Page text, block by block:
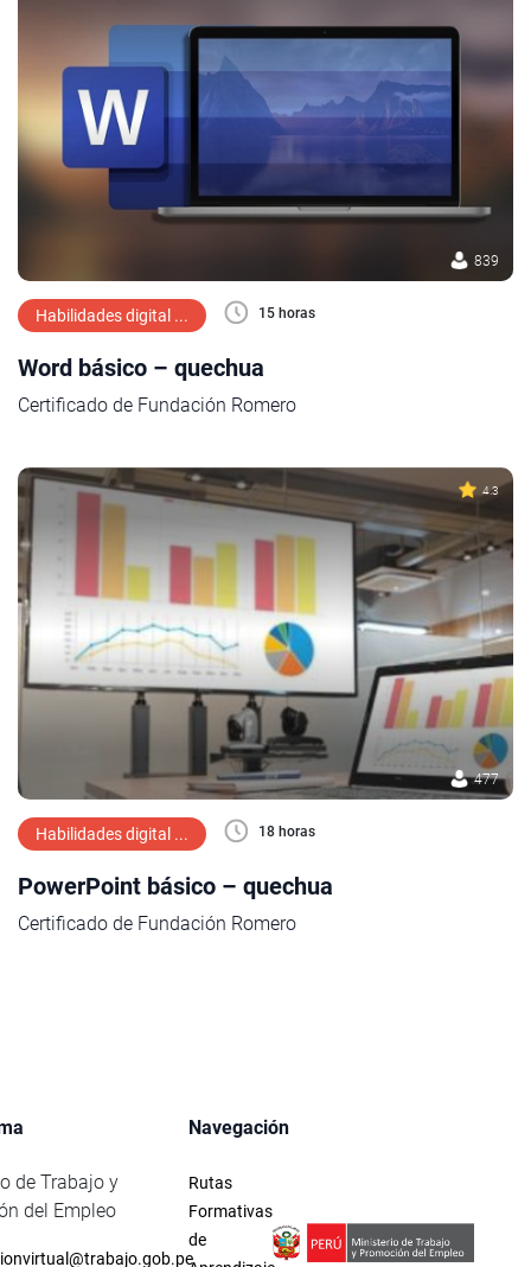
839
Habilidades digital ... 15 horas
Word básico – quechua
Certificado de Fundación Romero
4.3
477
Habilidades digital ... 18 horas
PowerPoint básico – quechua
Certificado de Fundación Romero
de Trabajo y
del Empleo
Navegación
Rutas
Formativas
de